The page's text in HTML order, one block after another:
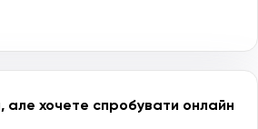
хочете спробувати онлайн